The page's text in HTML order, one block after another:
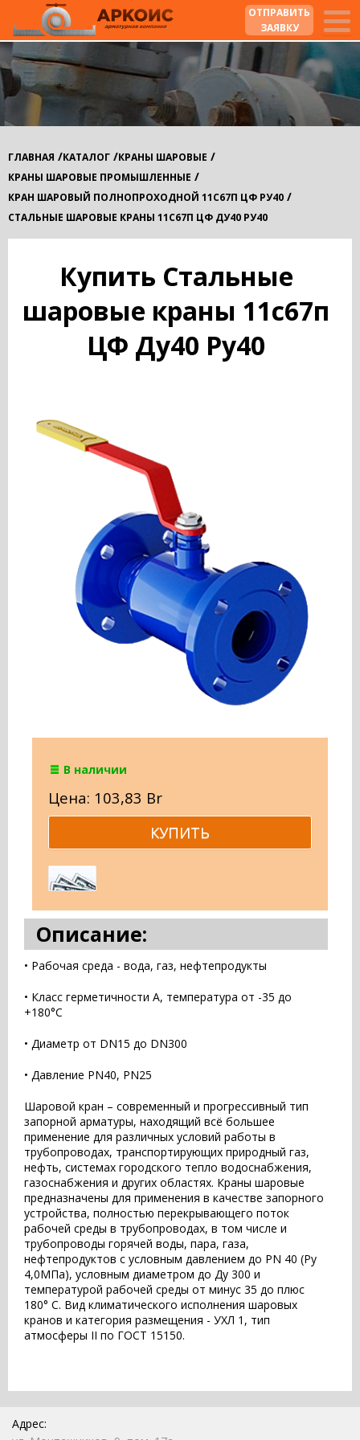
ОТПРАВИТЬ
ЗАЯВКУ
ГЛАВНАЯ /КАТАЛОГ /КРАНЫ ШАРОВЫЕ /
КРАНЫ ШАРОВЫЕ ПРОМЫШЛЕННЫЕ /
КРАН ШАРОВЫЙ ПОЛНОПРОХОДНОЙ 11С67П ЦФ РУ40 /
СТАЛЬНЫЕ ШАРОВЫЕ КРАНЫ 11С67П ЦФ ДУ40 РУ40
Купить Стальные
шаровые краны 11с67п
ЦФ Ду40 Ру40
В наличии
Цена: 103,83 Br
Описание:
• Рабочая среда - вода, газ, нефтепродукты
• Класс герметичности А, температура от -35 до
+180°С
• Диаметр от DN15 до DN300
• Давление PN40, PN25
Шаровой кран – современный и прогрессивный тип
запорной арматуры, находящий всё большее
применение для различных условий работы в
трубопроводах, транспортирующих природный газ,
нефть, системах городского тепло водоснабжения,
газоснабжения и других областях. Краны шаровые
предназначены для применения в качестве запорного
устройства, полностью перекрывающего поток
рабочей среды в трубопроводах, в том числе и
трубопроводы горячей воды, пара, газа,
нефтепродуктов с условным давлением до PN 40 (Pу
4,0МПа), условным диаметром до Ду 300 и
температурой рабочей среды от минус 35 до плюс
180° С. Вид климатического исполнения шаровых
кранов и категория размещения - УХЛ 1, тип
атмосферы II по ГОСТ 15150.
Адрес: